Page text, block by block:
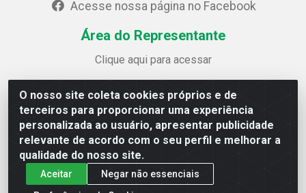
O nosso site coleta cookies próprios e de
terceiros para proporcionar uma experiência
personalizada ao usuário, apresentar publicidade
relevante de acordo com o seu perfil e melhorar a
qualidade do nosso site.
Aceitar
Negar não essenciais
Acesse nossa página no Facebook
Área do Representante
Clique aqui para acessar
Credimóveis Novolar Ltda
Rua José Alves Bezerra, 430 - Prazeres - Jaboatão dos
Guararapes / PE - CEP 54.325-610
CNPJ: 09.930.165/0013-70